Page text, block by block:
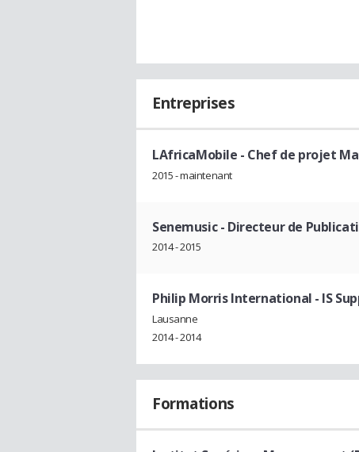
Entreprises
LAfricaMobile - Chef de projet
2015 - maintenant
Senemusic- Directeur de
2014 - 2015
Philip Morris International - IS
Lausanne
2014 - 2014
Formations